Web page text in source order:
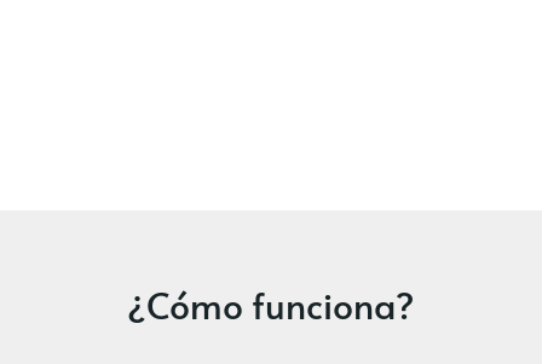
¿Cómo funciona?